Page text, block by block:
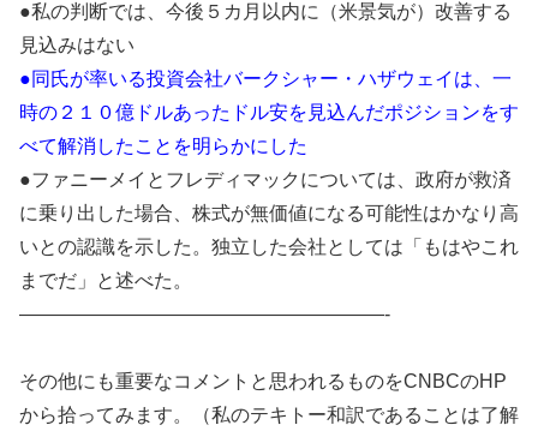
●私の判断では、今後５カ月以内に（米景気が）改善する
見込みはない
●同氏が率いる投資会社バークシャー・ハザウェイは、一
時の２１０億ドルあったドル安を見込んだポジションをす
べて解消したことを明らかにした
●ファニーメイとフレディマックについては、政府が救済
に乗り出した場合、株式が無価値になる可能性はかなり高
いとの認識を示した。独立した会社としては「もはやこれ
までだ」と述べた。
———————————————————-
その他にも重要なコメントと思われるものをCNBCのHP
から拾ってみます。（私のテキトー和訳であることは了解